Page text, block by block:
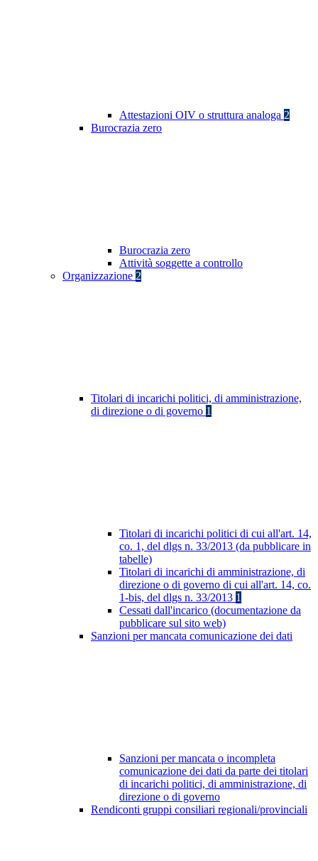
Attestazioni OIV o struttura analoga 2
Burocrazia zero
Burocrazia zero
Attività soggette a controllo
Organizzazione 2
Titolari di incarichi politici, di amministrazione,
di direzione o di governo 1
Titolari di incarichi politici di cui all'art. 14,
co. 1, del dlgs n. 33/2013 (da pubblicare in
tabelle)
Titolari di incarichi di amministrazione, di
direzione o di governo di cui all'art. 14, co.
1-bis, del dlgs n. 33/2013 1
Cessati dall'incarico (documentazione da
pubblicare sul sito web)
Sanzioni per mancata comunicazione dei dati
Sanzioni per mancata o incompleta
comunicazione dei dati da parte dei titolari
di incarichi politici, di amministrazione, di
direzione o di governo
Rendiconti gruppi consiliari regionali/provinciali